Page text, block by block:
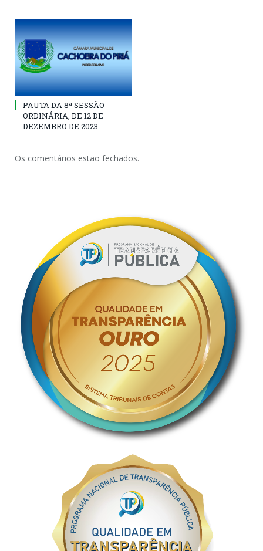
PAUTA DA 8ª SESSÃO
ORDINÁRIA, DE 12 DE
DEZEMBRO DE 2023
Os comentários estão fechados.